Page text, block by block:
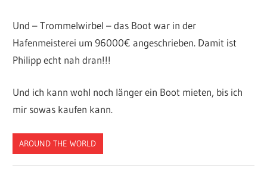
Und – Trommelwirbel – das Boot war in der
Hafenmeisterei um 96000€ angeschrieben. Damit ist
Philipp echt nah dran!!!
Und ich kann wohl noch länger ein Boot mieten, bis ich
mir sowas kaufen kann.
AROUND THE WORLD